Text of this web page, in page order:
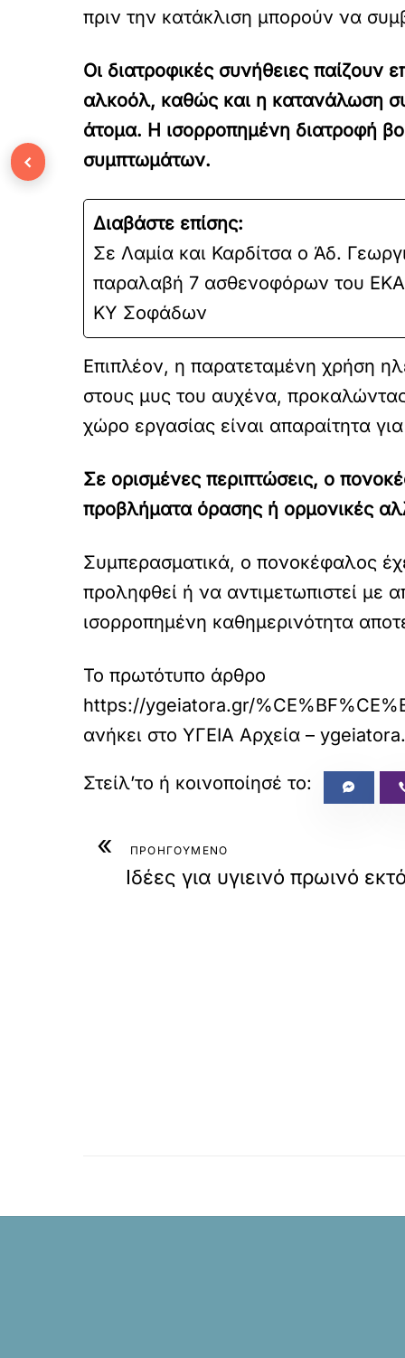
πριν την κατάκλιση μπορούν να
Οι διατροφικές συνήθειες
αλκοόλ, καθώς και η κατανάλωση
άτομα. Η ισορροπημένη διατροφή
συμπτωμάτων.
Διαβάστε επίσης:
Σε Λαμία και Καρδίτσα ο Άδ.
παραλαβή 7 ασθενοφόρων του
ΚΥ Σοφάδων
Επιπλέον, η παρατεταμένη χρήση
στους μυς του αυχένα,
χώρο εργασίας είναι απαραίτητα
Σε ορισμένες περιπτώσεις, ο
προβλήματα όρασης ή ορμονικές
Συμπερασματικά, ο πονοκέφαλος
προληφθεί ή να αντιμετωπιστεί
ισορροπημένη καθημερινότητα
Το πρωτότυπο άρθρο
https://ygeiatora.gr/
ανήκει στο ΥΓΕΙΑ Αρχεία –
« ΠΡΟΗΓΟΥΜΕΝΟ
Ιδέες για υγιεινό πρωινό
‹